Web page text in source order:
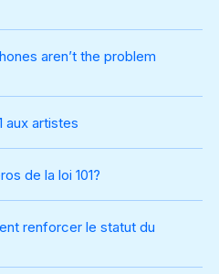
aren’t the problem
aux artistes
de la loi 101?
renforcer le statut du